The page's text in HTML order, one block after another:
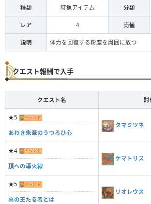
種類 狩猟アイテム 分類
レア 4 売値
説明 体力を回復する粉塵を周囲に放つ
クエスト報酬で入手
クエスト名 討
★5
あわき朱華のうつろひ心
タマミツネ
★4
頂への導火線
ケマトリス
★5
真の王たる者とは
リオレウス